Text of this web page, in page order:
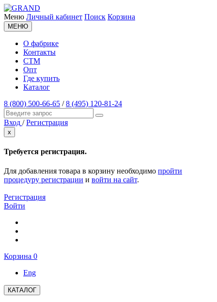
Меню Личный кабинет Поиск Корзина
МЕНЮ
О фабрике
Контакты
СТМ
Опт
Где купить
Каталог
8 (800) 500-66-65 /8 (495) 120-81-24
Вход / Регистрация
x
Требуется регистрация.
Для добавления товара в корзину необходимо пройти
процедуру регистрации и войти на сайт.
Регистрация
Войти
Корзина 0
Eng
КАТАЛОГ